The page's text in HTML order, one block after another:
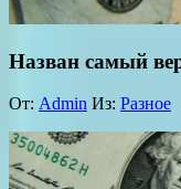
Назван самый
От: Admin Из: Разное